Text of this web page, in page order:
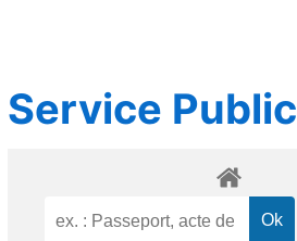
Service Public